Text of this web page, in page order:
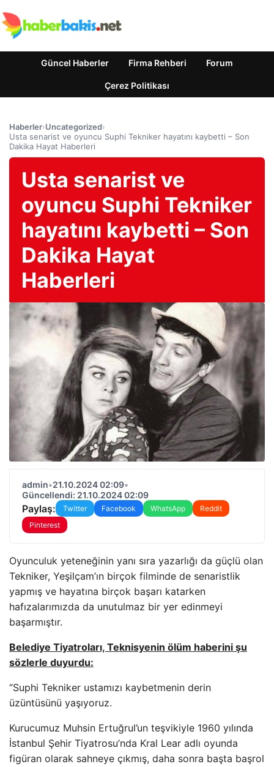
Güncel Haberler Firma Rehberi Forum
Çerez Politikası
Haberler›Uncategorized›
Usta senarist ve oyuncu Suphi Tekniker hayatını kaybetti – Son
Dakika Hayat Haberleri
Usta senarist ve
oyuncu Suphi Tekniker
hayatını kaybetti – Son
Dakika Hayat
Haberleri
admin•21.10.2024 02:09•
Güncellendi: 21.10.2024 02:09
Paylaş: Twitter Facebook WhatsApp
Reddit
Pinterest
Oyunculuk yeteneğinin yanı sıra yazarlığı da güçlü olan
Tekniker, Yeşilçam’ın birçok filminde de senaristlik
yapmış ve hayatına birçok başarı katarken
hafızalarımızda da unutulmaz bir yer edinmeyi
başarmıştır.
Belediye Tiyatroları, Teknisyenin ölüm haberini şu
sözlerle duyurdu:
“Suphi Tekniker ustamızı kaybetmenin derin
üzüntüsünü yaşıyoruz.
Kurucumuz Muhsin Ertuğrul’un teşvikiyle 1960 yılında
İstanbul Şehir Tiyatrosu’nda Kral Lear adlı oyunda
figüran olarak sahneye çıkmış, daha sonra başta başrol